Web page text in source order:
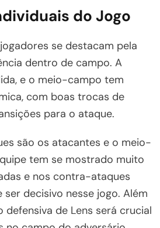
do Jogo
se destacam pela
dentro de campo. A
e o meio-campo tem
com boas trocas de
para o ataque.
são os atacantes e o meio-
tem se mostrado muito
e nos contra-ataques
decisivo nesse jogo. Além
defensiva de Lens será crucial